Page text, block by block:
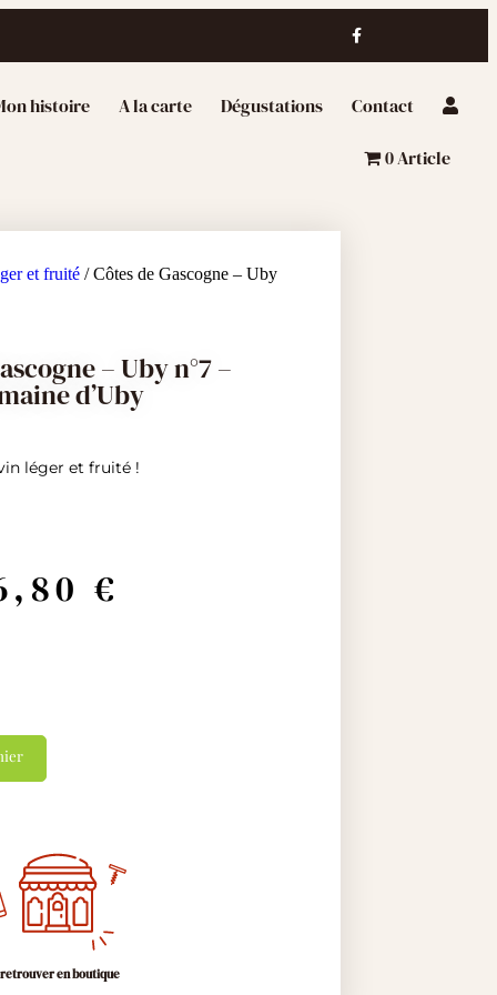
histoire A la carte Dégustations Contact
0 Article
et fruité / Côtes de Gascogne – Uby
– Uby n°7 –
d’Uby
léger et fruité !
€
en boutique